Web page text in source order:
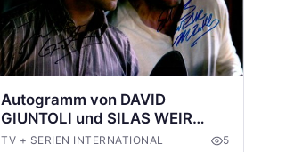
Autogramm von DAVID
GIUNTOLI und SILAS WEIR
MITCHELL aus GRIMM
TV + SERIEN INTERNATIONAL 5